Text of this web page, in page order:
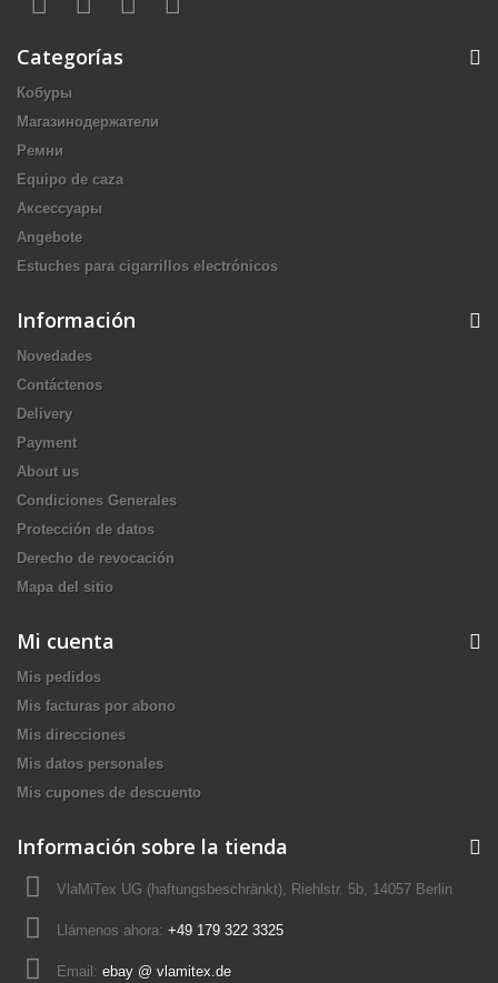
Categorías
Кобуры
Магазинодержатели
Ремни
Equipo de caza
Аксессуары
Angebote
Estuches para cigarrillos electrónicos
Información
Novedades
Contáctenos
Delivery
Payment
About us
Condiciones Generales
Protección de datos
Derecho de revocación
Mapa del sitio
Mi cuenta
Mis pedidos
Mis facturas por abono
Mis direcciones
Mis datos personales
Mis cupones de descuento
Información sobre la tienda
VlaMiTex UG (haftungsbeschränkt), Riehlstr. 5b, 14057 Berlin
Llámenos ahora: +49 179 322 3325
Email: ebay @ vlamitex.de